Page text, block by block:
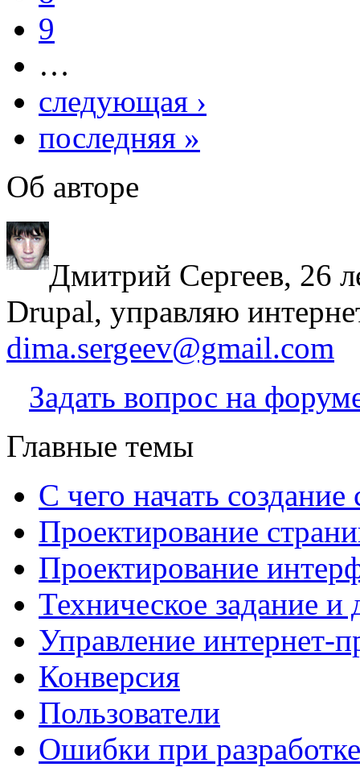
9
…
следующая ›
последняя »
Об авторе
Дмитрий Сергеев, 26
Drupal, управляю
dima.sergeev@gmail.com
Задать вопрос на
Главные темы
С чего начать создание
Проектирование
Проектирование
Техническое задание и
Управление интернет-
Конверсия
Пользователи
Ошибки при